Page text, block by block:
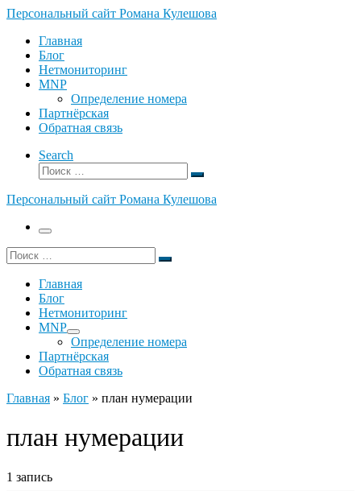
Перейти
содержимому
Персональный сайт Романа Кулешова
Главная
Блог
Нетмониторинг
MNP
Определение номера
Партнёрская
Обратная связь
Search
Поиск
Поиск
Персональный сайт Романа Кулешова
Меню
Поиск
Поиск
Главная
Блог
Нетмониторинг
MNP
Определение номера
Партнёрская
Обратная связь
Главная » Блог » план нумерации
план нумерации
1 запись